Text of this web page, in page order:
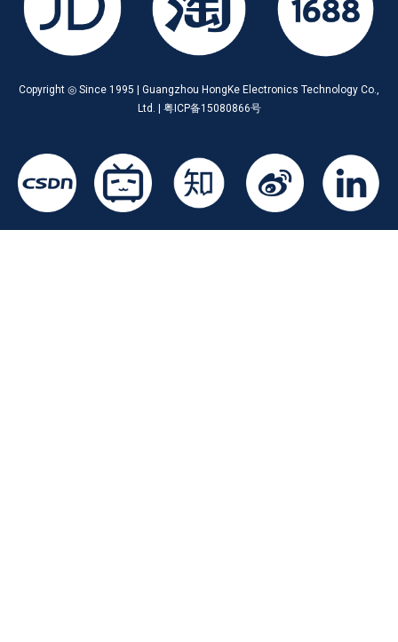
Copyright ◎ Since 1995 | Guangzhou HongKe Electronics Technology Co.,
Ltd. | 粤ICP备15080866号